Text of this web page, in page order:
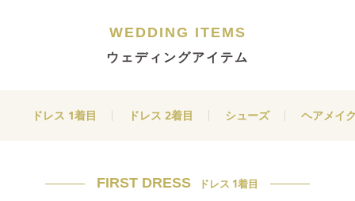
WEDDING ITEMS
ウェディングアイテム
ドレス 1着目 ドレス 2着目 シューズ ヘアメイ
FIRST DRESS ドレス 1着目